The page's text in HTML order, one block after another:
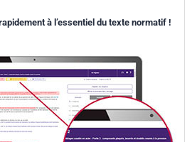
à l’essentiel du texte normatif !